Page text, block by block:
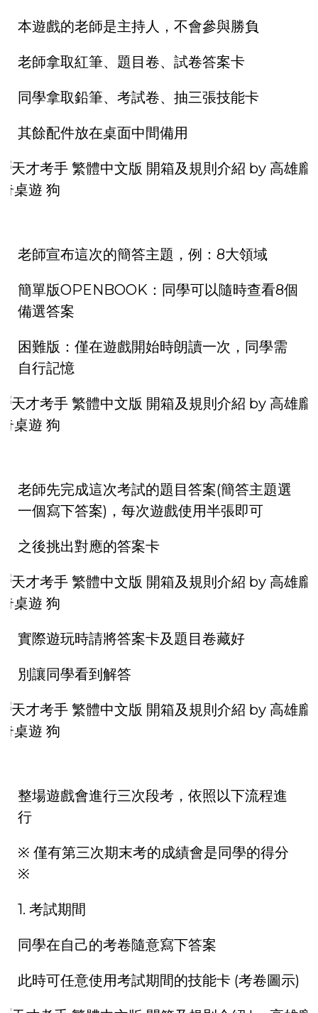
本遊戲的老師是主持人，不會參與勝負
老師拿取紅筆、題目卷、試卷答案卡
同學拿取鉛筆、考試卷、抽三張技能卡
其餘配件放在桌面中間備用
老師宣布這次的簡答主題，例：8大領域
簡單版OPENBOOK：同學可以隨時查看8個
備選答案
困難版：僅在遊戲開始時朗讀一次，同學需
自行記憶
老師先完成這次考試的題目答案(簡答主題選
一個寫下答案)，每次遊戲使用半張即可
之後挑出對應的答案卡
實際遊玩時請將答案卡及題目卷藏好
別讓同學看到解答
整場遊戲會進行三次段考，依照以下流程進
行
※ 僅有第三次期末考的成績會是同學的得分
※
1. 考試期間
同學在自己的考卷隨意寫下答案
此時可任意使用考試期間的技能卡 (考卷圖示)